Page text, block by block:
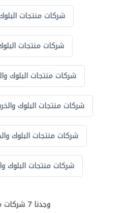
شركات منتجات
شركات منتجات
شركات منتجات البلوك
شركات منتجات البلوك
شركات منتجات البلوك
شركات منتجات البلوك
وجدنا 7 شركات منتجات البلوك والخرسانة